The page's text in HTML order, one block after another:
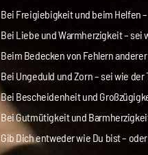
Bei Freigiebigkeit und beim Helfen
Bei Liebe und Warmherzigkeit – sei
Beim Bedecken von Fehlern
Bei Ungeduld und Zorn – sei wie der
Bei Bescheidenheit und
Bei Gutmütigkeit und
Gib Dich entweder wie Du bist –